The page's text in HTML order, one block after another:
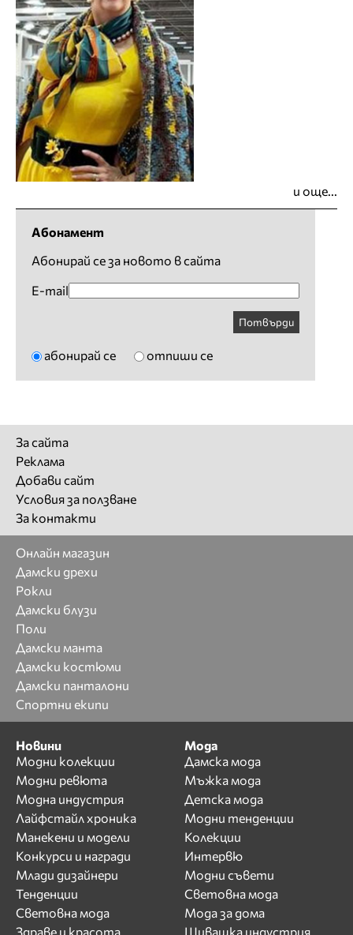
и още...
Абонамент
Абонирай се за новото в сайта
E-mail
Потвърди
абонирай се отпиши се
За сайта
Реклама
Добави сайт
Условия за ползване
За контакти
Онлайн магазин
Дамски дрехи
Рокли
Дамски блузи
Поли
Дамски манта
Дамски костюми
Дамски панталони
Спортни екипи
Новини
Модни колекции
Модни ревюта
Модна индустрия
Лайфстайл хроника
Манекени и модели
Конкурси и награди
Млади дизайнери
Тенденции
Световна мода
Здраве и красота
Мода
Дамска мода
Мъжка мода
Детска мода
Модни тенденции
Колекции
Интервю
Модни съвети
Световна мода
Мода за дома
Шивашка индустрия